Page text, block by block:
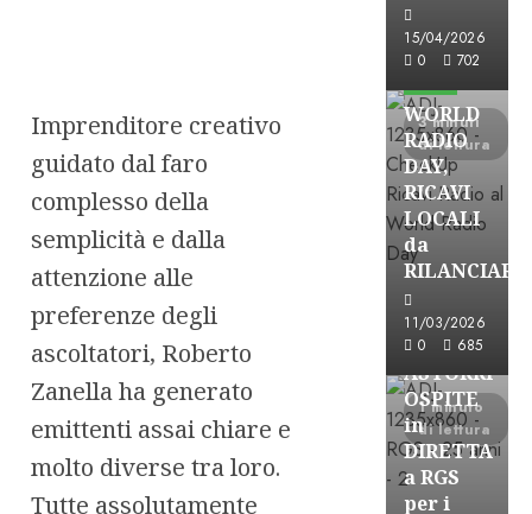
Imprenditore creativo
guidato dal faro
complesso della
semplicità e dalla
attenzione alle
preferenze degli
ascoltatori, Roberto
Zanella ha generato
emittenti assai chiare e
molto diverse tra loro.
Tutte assolutamente
15/04/2026
0
702
3 minuti
di lettura
Astorri News
WORLD
RADIO
DAY,
RICAVI
LOCALI
da
RILANCIARE
11/03/2026
0
685
1 minuto
di lettura
Astorri News
FREE
ASTORRI
OSPITE
in
DIRETTA
a RGS
per i